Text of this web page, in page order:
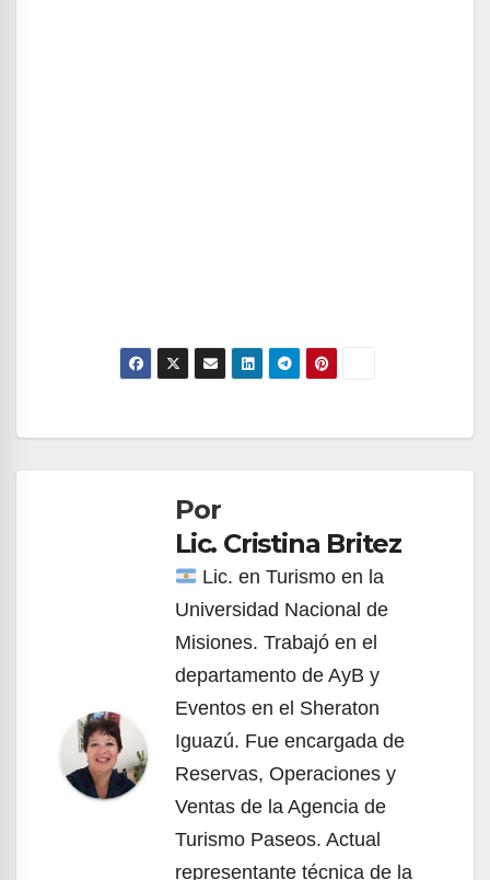
Navegación
entradasPor
Lic. Cristina Britez
Lic. en Turismo en la
Universidad Nacional de
Misiones. Trabajó en el
departamento de AyB y
Eventos en el Sheraton
Iguazú. Fue encargada de
Reservas, Operaciones y
Ventas de la Agencia de
Turismo Paseos. Actual
representante técnica de la